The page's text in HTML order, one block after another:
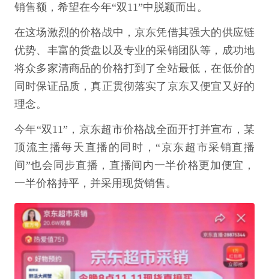
销售额，希望在今年“双11”中脱颖而出。
在这场激烈的价格战中，京东凭借其强大的供应链
优势、丰富的货盘以及专业的采销团队等，成功地
将众多家清商品的价格打到了全站最低，在低价的
同时保证品质，真正贯彻落实了京东又便宜又好的
理念。
今年“双11”，京东超市价格战全面开打并宣布，某
顶流主播每天直播的同时，“京东超市采销直播
间”也会同步直播，直播间内一半价格更加便宜，
一半价格持平，并采用现货销售。